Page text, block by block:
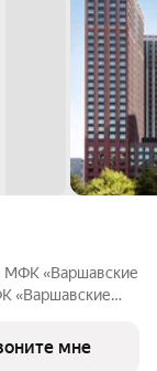
МФК «Варшавские
«Варшавские
мне